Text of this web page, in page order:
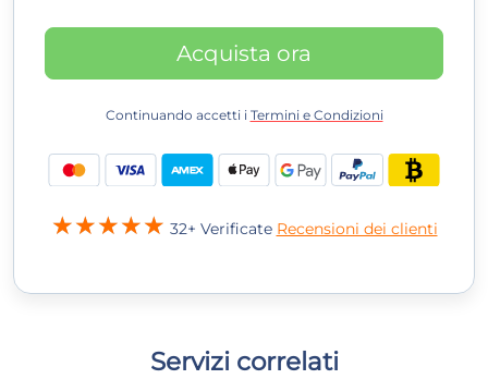
Acquista ora
Continuando accetti i Termini e Condizioni
32+ Verificate Recensioni dei clienti
Servizi correlati